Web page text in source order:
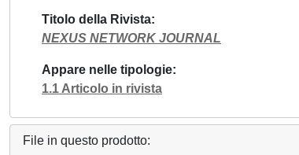
Titolo della Rivista
NEXUS NETWORK JOURNAL
Appare nelle tipologie
1.1 Articolo in rivista
File in questo prodotto: